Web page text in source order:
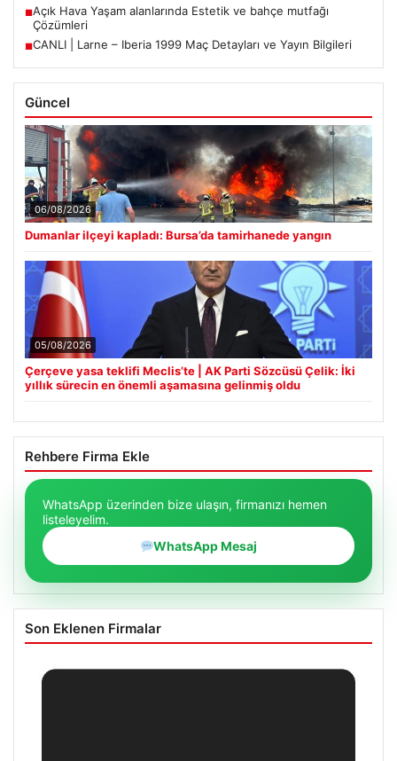
■Açık Hava Yaşam alanlarında Estetik ve bahçe mutfağı
Çözümleri
■CANLI | Larne – Iberia 1999 Maç Detayları ve Yayın Bilgileri
Güncel
06/08/2026
Dumanlar ilçeyi kapladı: Bursa’da tamirhanede yangın
05/08/2026
Çerçeve yasa teklifi Meclis’te | AK Parti Sözcüsü Çelik: İki
yıllık sürecin en önemli aşamasına gelinmiş oldu
Rehbere Firma Ekle
WhatsApp üzerinden bize ulaşın, firmanızı hemen
listeleyelim.
WhatsApp Mesaj
Son Eklenen Firmalar